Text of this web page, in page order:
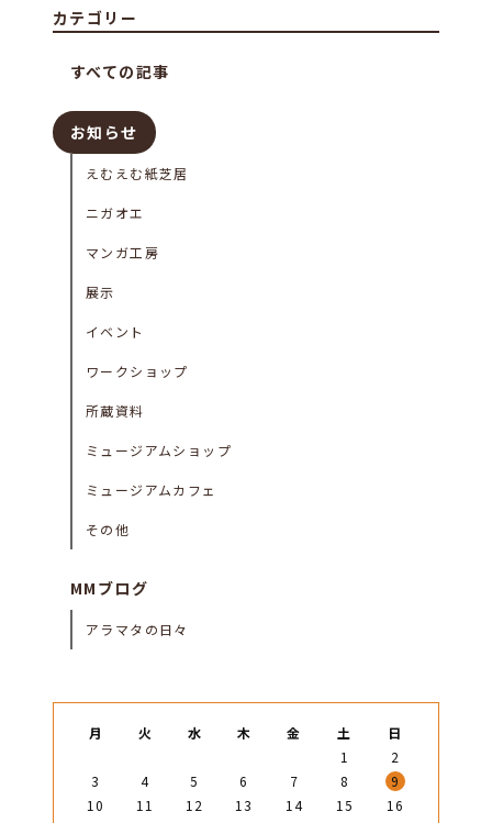
カテゴリー
すべての記事
お知らせ
えむえむ紙芝居
ニガオエ
マンガ工房
展示
イベント
ワークショップ
所蔵資料
ミュージアムショップ
ミュージアムカフェ
その他
MMブログ
アラマタの日々
月 火 水 木 金 土
日
1
2
3
4 5 6 7 8
9
10
11 12 13 14 15
16